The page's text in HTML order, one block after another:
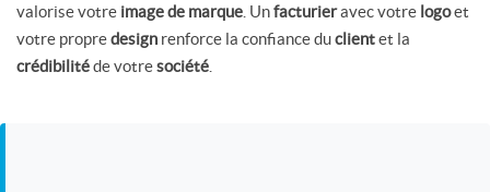
valorise votre image de marque . Unfacturieravec votre logoet
votre propredesign renforce la confiance duclientet la
crédibilitéde votresociété